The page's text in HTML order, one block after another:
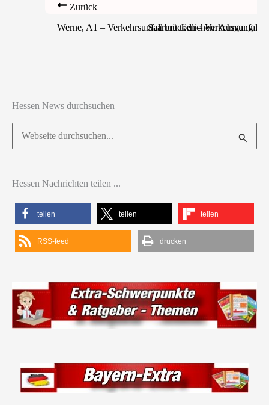
Zurück
Werne, A1 – Verkehrsunfall mit tödlichem Ausgang
Saarbrücken – Verkehrsunfall
Hessen News durchsuchen
Suchen
nach:
Hessen Nachrichten teilen ...
teilen teilen teilen
RSS-feed drucken